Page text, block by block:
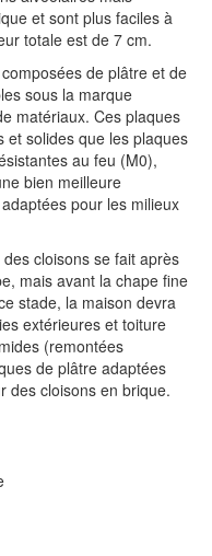
et sont plus faciles à
totale est de 7 cm.
de plâtre et de
sous la marque
matériaux. Ces plaques
et solides que les plaques
au feu (M0),
bien meilleure
pour les milieux
cloisons se fait après
mais avant la chape fine
stade, la maison devra
extérieures et toiture
(remontées
de plâtre adaptées
des cloisons en brique.